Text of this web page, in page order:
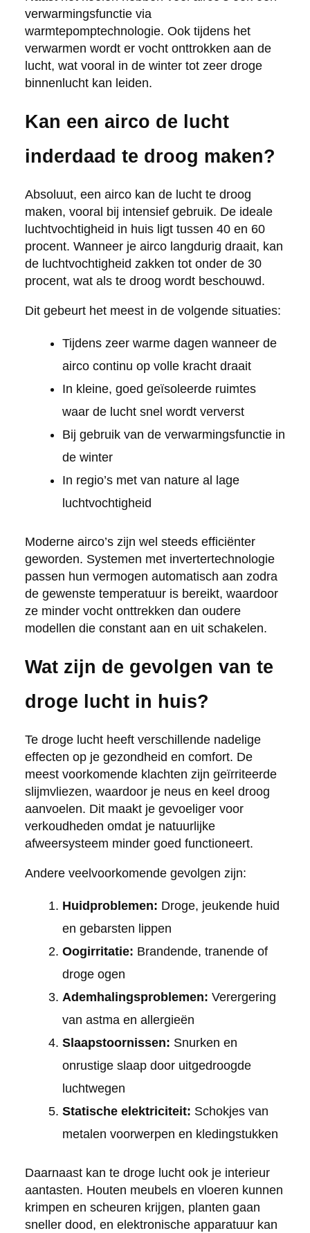
verwarmingsfunctie via
warmtepomptechnologie. Ook tijdens het
verwarmen wordt er vocht onttrokken aan de
lucht, wat vooral in de winter tot zeer droge
binnenlucht kan leiden.
Kan een airco de lucht
inderdaad te droog maken?
Absoluut, een airco kan de lucht te droog
maken, vooral bij intensief gebruik. De ideale
luchtvochtigheid in huis ligt tussen 40 en 60
procent. Wanneer je airco langdurig draait, kan
de luchtvochtigheid zakken tot onder de 30
procent, wat als te droog wordt beschouwd.
Dit gebeurt het meest in de volgende situaties:
Tijdens zeer warme dagen wanneer de
airco continu op volle kracht draait
In kleine, goed geïsoleerde ruimtes
waar de lucht snel wordt ververst
Bij gebruik van de verwarmingsfunctie in
de winter
In regio’s met van nature al lage
luchtvochtigheid
Moderne airco’s zijn wel steeds efficiënter
geworden. Systemen met invertertechnologie
passen hun vermogen automatisch aan zodra
de gewenste temperatuur is bereikt, waardoor
ze minder vocht onttrekken dan oudere
modellen die constant aan en uit schakelen.
Wat zijn de gevolgen van te
droge lucht in huis?
Te droge lucht heeft verschillende nadelige
effecten op je gezondheid en comfort. De
meest voorkomende klachten zijn geïrriteerde
slijmvliezen, waardoor je neus en keel droog
aanvoelen. Dit maakt je gevoeliger voor
verkoudheden omdat je natuurlijke
afweersysteem minder goed functioneert.
Andere veelvoorkomende gevolgen zijn:
Huidproblemen: Droge, jeukende huid
en gebarsten lippen
Oogirritatie: Brandende, tranende of
droge ogen
Ademhalingsproblemen: Verergering
van astma en allergieën
Slaapstoornissen: Snurken en
onrustige slaap door uitgedroogde
luchtwegen
Statische elektriciteit: Schokjes van
metalen voorwerpen en kledingstukken
Daarnaast kan te droge lucht ook je interieur
aantasten. Houten meubels en vloeren kunnen
krimpen en scheuren krijgen, planten gaan
sneller dood, en elektronische apparatuur kan